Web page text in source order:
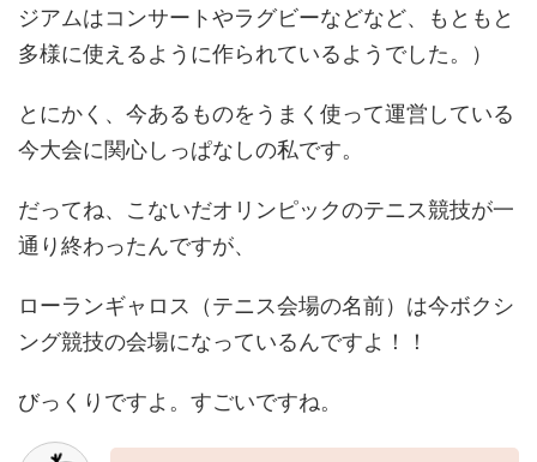
ジアムはコンサートやラグビーなどなど、もともと
多様に使えるように作られているようでした。）
とにかく、今あるものをうまく使って運営している
今大会に関心しっぱなしの私です。
だってね、こないだオリンピックのテニス競技が一
通り終わったんですが、
ローランギャロス（テニス会場の名前）は今ボクシ
ング競技の会場になっているんですよ！！
びっくりですよ。すごいですね。